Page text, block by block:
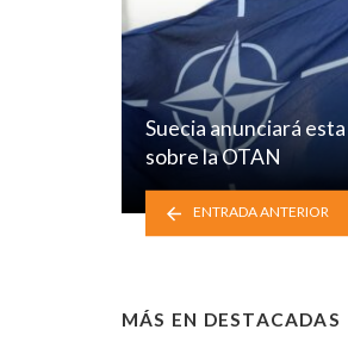
Suecia anunciará
sobre la OTAN
ENTRADA ANTERIOR
MÁS EN DESTACADAS